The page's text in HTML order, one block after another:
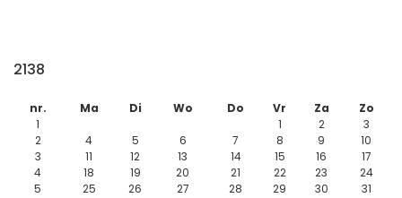
2138
nr. Ma Di Wo Do Vr Za
Zo
1
1 2
3
2
4 5 6 7 8 9
10
3
11 12 13 14 15 16
17
4
18 19 20 21 22 23
24
5
25 26 27 28 29 30 31